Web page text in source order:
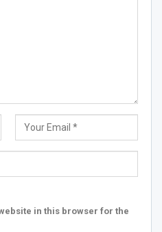
in this browser for the